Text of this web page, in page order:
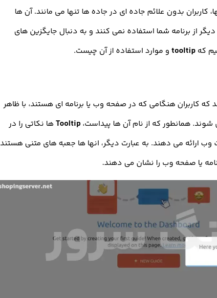
کاربران بدون علائم جاده ای در جاده ها تنها می مانند. آن ها
از برنامه شما استفاده نمی کنند و به دنبال جایگزین های
که tooltip و موارد استفاده از آن چیست.
که کاربران هنگامی که در صفحه وب یا برنامه ای هستند، با ظاهر
همانطور که از نام آن ها پیداست، Tooltip ها نکاتی را در
وب ارائه می دهند. به عبارت دیگر، انها ها جعبه های متنی هستند
یا صفحه وب را نشان می دهند.